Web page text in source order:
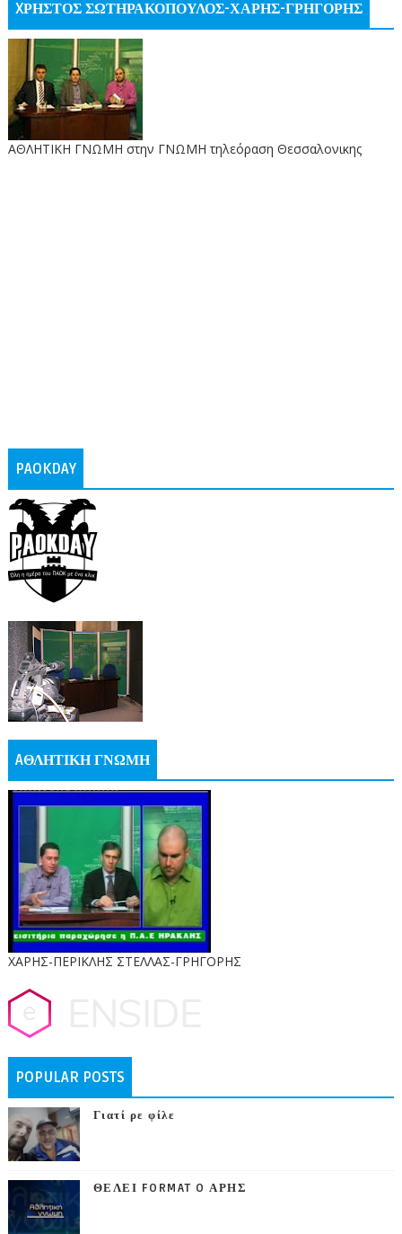
XΡΗΣΤΟΣ ΣΩΤΗΡΑΚΟΠΟΥΛΟΣ-ΧΑΡΗΣ-ΓΡΗΓΟΡΗΣ
ΑΘΛΗΤΙΚΗ ΓΝΩΜΗ στην ΓΝΩΜΗ τηλεόραση Θεσσαλονικης
PAOKDAY
AΘΛΗΤΙΚΗ ΓΝΩΜΗ
ΧΑΡΗΣ-ΠΕΡΙΚΛΗΣ ΣΤΕΛΛΑΣ-ΓΡΗΓΟΡΗΣ
POPULAR POSTS
Γιατί ρε φίλε
ΘΕΛΕΙ FORMAT O ΑΡΗΣ